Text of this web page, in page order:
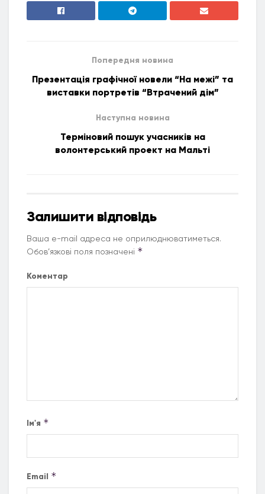
Попередня новина
Презентація графічної новели “На межі” та
виставки портретів “Втрачений дім”
Наступна новина
Терміновий пошук учасників на
волонтерський проект на Мальті
Залишити відповідь
Ваша e-mail адреса не оприлюднюватиметься.
Обов’язкові поля позначені *
Коментар
Ім'я *
Email *